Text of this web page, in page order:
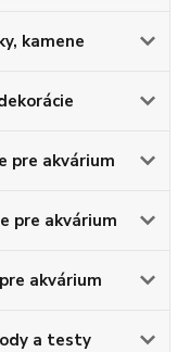
kamene
pre akvárium
pre akvárium
akvárium
a testy